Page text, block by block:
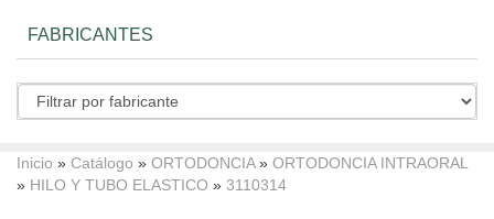
FABRICANTES
Inicio » Catálogo » ORTODONCIA» ORTODONCIA INTRAORAL
» HILO Y TUBO ELASTICO » 3110314